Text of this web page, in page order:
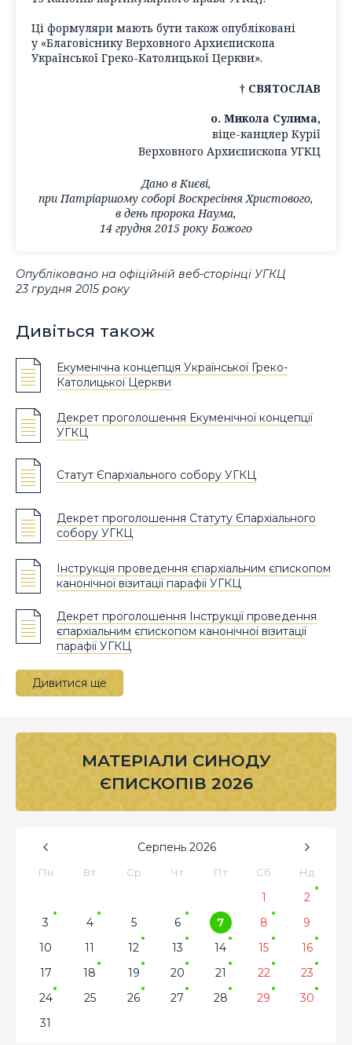
Ці формуляри мають бути також опубліковані
у «Благовіснику Верховного Архиєпископа
Української Греко-Католицької Церкви».
† СВЯТОСЛАВ
о. Микола Сулима,
віце-канцлер Курії
Верховного Архиєпископа УГКЦ
Дано в Києві,
при Патріаршому соборі Воскресіння Христового,
в день пророка Наума,
14 грудня 2015 року Божого
Опубліковано на офіційній веб-сторінці УГКЦ
23 грудня 2015 року
Дивіться також
Екуменічна концепція Української Греко-
Католицької Церкви
Декрет проголошення Екуменічної концепції
УГКЦ
Статут Єпархіального собору УГКЦ
Декрет проголошення Статуту Єпархіального
собору УГКЦ
Інструкція проведення єпархіальним єпископом
канонічної візитації парафії УГКЦ
Декрет проголошення Інструкції проведення
єпархіальним єпископом канонічної візитації
парафії УГКЦ
Дивитися ще
МАТЕРІАЛИ СИНОДУ
ЄПИСКОПІВ 2026
Серпень 2026
Пн Вт Ср Чт Пт Сб Нд
1
2
3
4 5 6 7 8
9
10
11 12 13 14 15
16
17
18 19 20 21 22
23
24
25 26 27 28 29
30
31